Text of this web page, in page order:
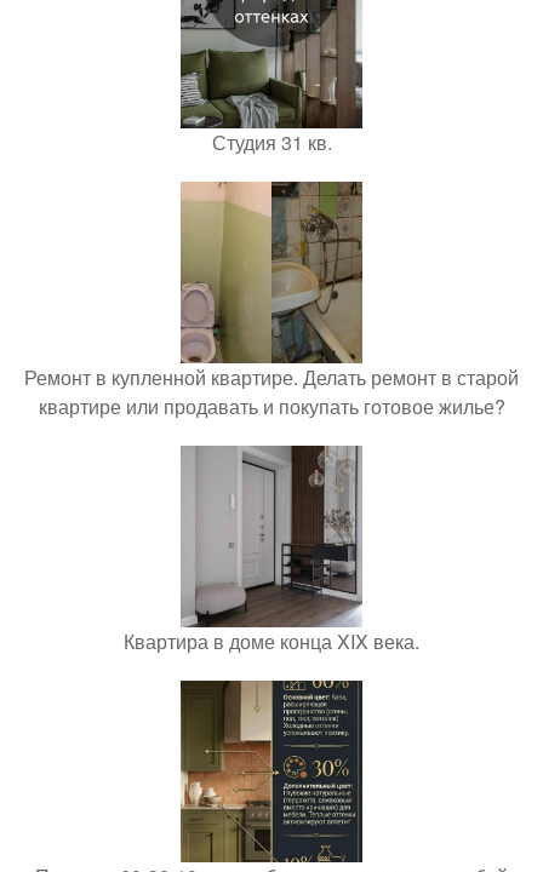
Студия 31 кв.
Ремонт в купленной квартире. Делать ремонт в старой
квартире или продавать и покупать готовое жилье?
Квартира в доме конца XIX века.